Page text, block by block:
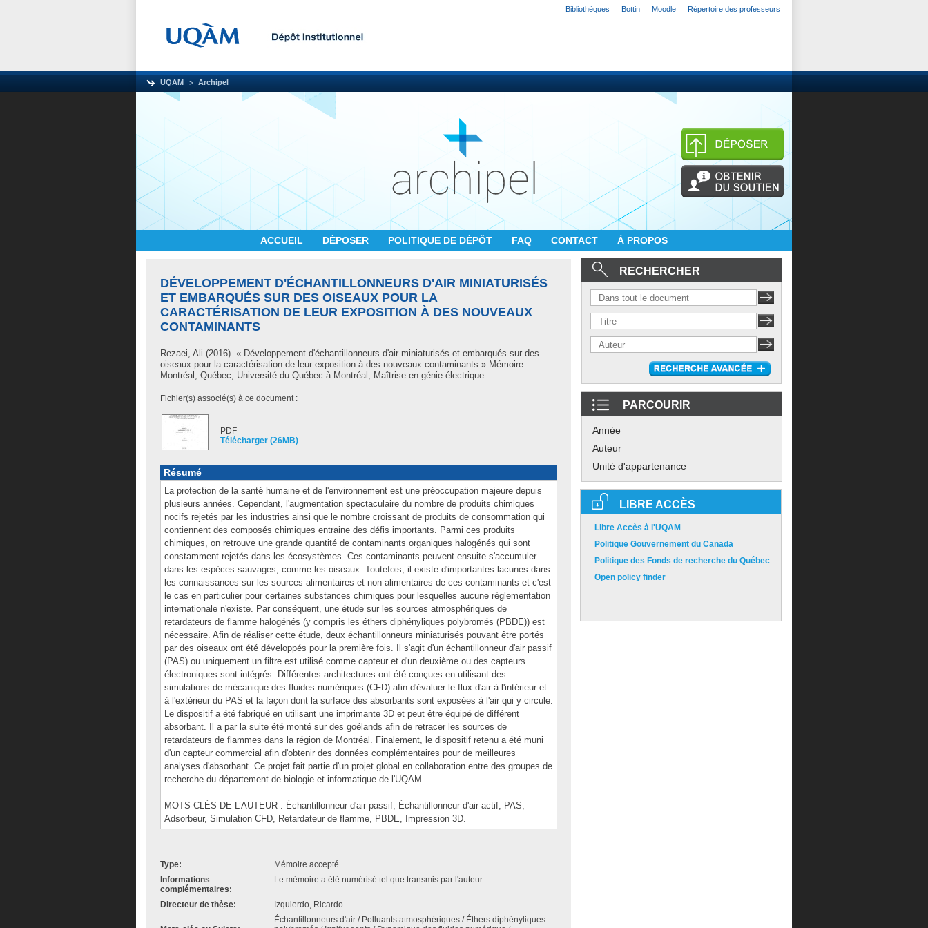
Bibliothèques Bottin Moodle Répertoire des professeurs
UQAM Archipel
ACCUEIL DÉPOSER POLITIQUE DE DÉPÔT FAQ CONTACT À PROPOS
DÉVELOPPEMENT D'ÉCHANTILLONNEURS D'AIR MINIATURISÉS
ET EMBARQUÉS SUR DES OISEAUX POUR LA
CARACTÉRISATION DE LEUR EXPOSITION À DES NOUVEAUX
CONTAMINANTS
Rezaei, Ali (2016). « Développement d'échantillonneurs d'air miniaturisés et embarqués sur des
oiseaux pour la caractérisation de leur exposition à des nouveaux contaminants » Mémoire.
Montréal, Québec, Université du Québec à Montréal, Maîtrise en génie électrique.
Fichier(s) associé(s) à ce document :
PDF
Télécharger (26MB)
Résumé
La protection de la santé humaine et de l'environnement est une préoccupation majeure depuis
plusieurs années. Cependant, l'augmentation spectaculaire du nombre de produits chimiques
nocifs rejetés par les industries ainsi que le nombre croissant de produits de consommation qui
contiennent des composés chimiques entraine des défis importants. Parmi ces produits
chimiques, on retrouve une grande quantité de contaminants organiques halogénés qui sont
constamment rejetés dans les écosystèmes. Ces contaminants peuvent ensuite s'accumuler
dans les espèces sauvages, comme les oiseaux. Toutefois, il existe d'importantes lacunes dans
les connaissances sur les sources alimentaires et non alimentaires de ces contaminants et c'est
le cas en particulier pour certaines substances chimiques pour lesquelles aucune règlementation
internationale n'existe. Par conséquent, une étude sur les sources atmosphériques de
retardateurs de flamme halogénés (y compris les éthers diphényliques polybromés (PBDE)) est
nécessaire. Afin de réaliser cette étude, deux échantillonneurs miniaturisés pouvant être portés
par des oiseaux ont été développés pour la première fois. Il s'agit d'un échantillonneur d'air passif
(PAS) ou uniquement un filtre est utilisé comme capteur et d'un deuxième ou des capteurs
électroniques sont intégrés. Différentes architectures ont été conçues en utilisant des
simulations de mécanique des fluides numériques (CFD) afin d'évaluer le flux d'air à l'intérieur et
à l'extérieur du PAS et la façon dont la surface des absorbants sont exposées à l'air qui y circule.
Le dispositif a été fabriqué en utilisant une imprimante 3D et peut être équipé de différent
absorbant. Il a par la suite été monté sur des goélands afin de retracer les sources de
retardateurs de flammes dans la région de Montréal. Finalement, le dispositif retenu a été muni
d'un capteur commercial afin d'obtenir des données complémentaires pour de meilleures
analyses d'absorbant. Ce projet fait partie d'un projet global en collaboration entre des groupes de
recherche du département de biologie et informatique de l'UQAM.
MOTS-CLÉS DE L’AUTEUR : Échantillonneur d'air passif, Échantillonneur d'air actif, PAS,
Adsorbeur, Simulation CFD, Retardateur de flamme, PBDE, Impression 3D.
Type:
Mémoire accepté
Informations
complémentaires:
Le mémoire a été numérisé tel que transmis par l'auteur.
Directeur de thèse: Izquierdo, Ricardo
Échantillonneurs d'air / Polluants atmosphériques / Éthers diphényliques
RECHERCHER
PARCOURIR
Année
Auteur
Unité d'appartenance
LIBRE ACCÈS
Libre Accès à l'UQAM
Politique Gouvernement du Canada
Politique des Fonds de recherche du Québec
Open policy finder